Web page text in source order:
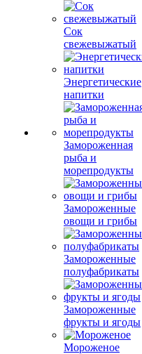
Сок
свежевыжатый
Энергетические
напитки
Замороженная
рыба и
морепродукты
Замороженные
овощи и грибы
Замороженные
полуфабрикаты
Замороженные
фрукты и ягоды
Мороженое